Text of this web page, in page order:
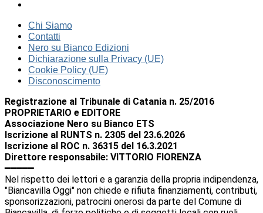
Chi Siamo
Contatti
Nero su Bianco Edizioni
Dichiarazione sulla Privacy (UE)
Cookie Policy (UE)
Disconoscimento
Registrazione al Tribunale di Catania n. 25/2016
PROPRIETARIO e EDITORE
Associazione Nero su Bianco ETS
Iscrizione al RUNTS n. 2305 del 23.6.2026
Iscrizione al ROC n. 36315 del 16.3.2021
Direttore responsabile: VITTORIO FIORENZA
━━━━━
Nel rispetto dei lettori e a garanzia della propria indipendenza,
"Biancavilla Oggi" non chiede e rifiuta finanziamenti, contributi,
sponsorizzazioni, patrocini onerosi da parte del Comune di